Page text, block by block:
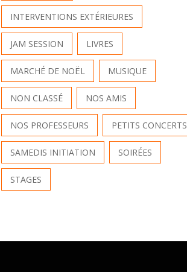
INTERVENTIONS EXTÉRIEURES
JAM SESSION LIVRES
MARCHÉ DE NOËL MUSIQUE
NON CLASSÉ NOS AMIS
NOS PROFESSEURS PETITS CONCERTS
SAMEDIS INITIATION SOIRÉES
STAGES